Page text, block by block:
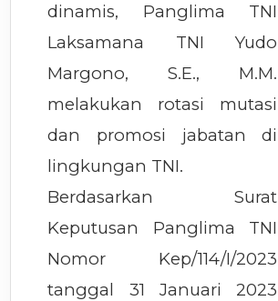
dinamis, Panglima TNI
Laksamana TNI Yudo
Margono, S.E., M.M.
melakukan rotasi mutasi
dan promosi jabatan di
lingkungan TNI.
Berdasarkan Surat
Keputusan Panglima TNI
Nomor Kep/114/I/2023
tanggal 31 Januari 2023